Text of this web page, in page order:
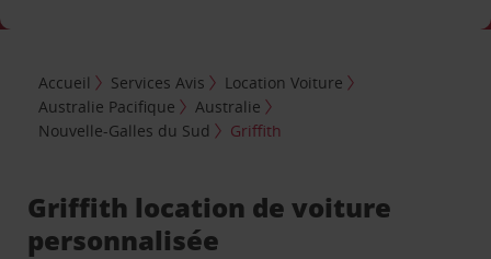
Accueil Services Avis
Location Voiture
Australie Pacifique
Australie
Nouvelle-Galles du Sud
Griffith
Griffith location de voiture
personnalisée